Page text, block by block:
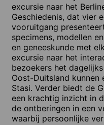
excursie naar het
Geschiedenis, dat vier
vooruitgang
specimens, modellen
en geneeskunde met
excursie naar het
bezoekers het
Oost-Duitsland kunnen
Stasi. Verder biedt de
een krachtig inzicht in
de ontberingen in een
waarbij persoonlijke